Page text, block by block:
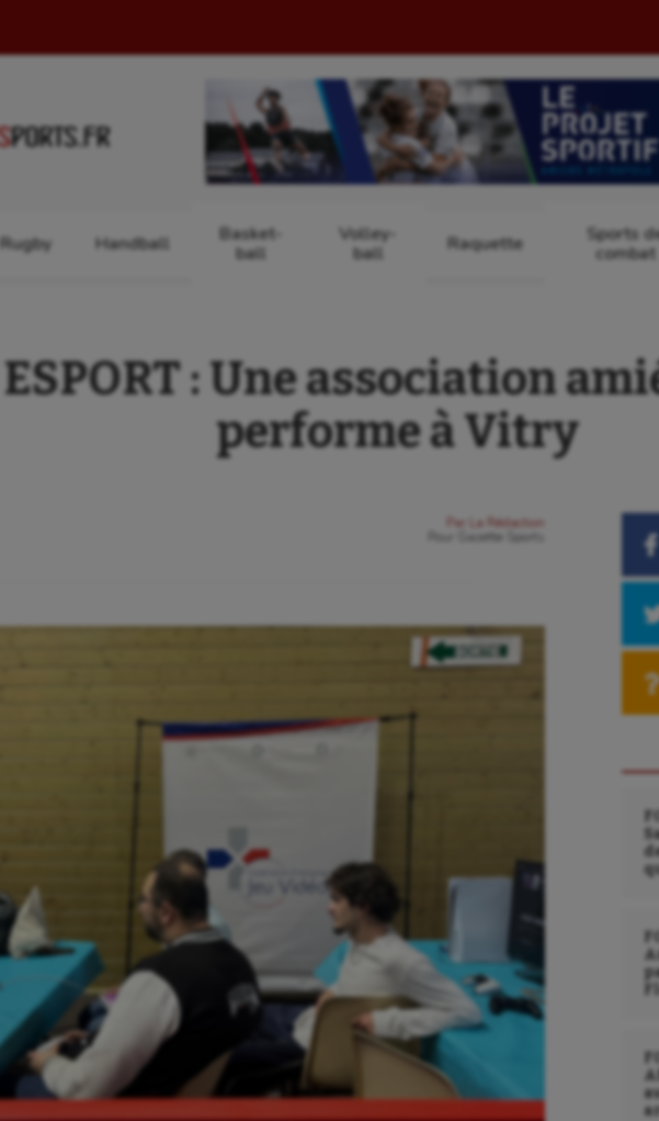
Rugby Handball
Basket-
ball
Volley-
ball
Raquette
Sports
combat
ESPORT : Une association
performe à Vitry
Par
La Rédaction
Gazette Sports